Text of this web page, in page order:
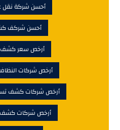
أحسن شركة نقل
أحسن شركف
أرخص سعر كشف
أرخص شركات
أرخص شركات كشف
أرخص شركات كشف